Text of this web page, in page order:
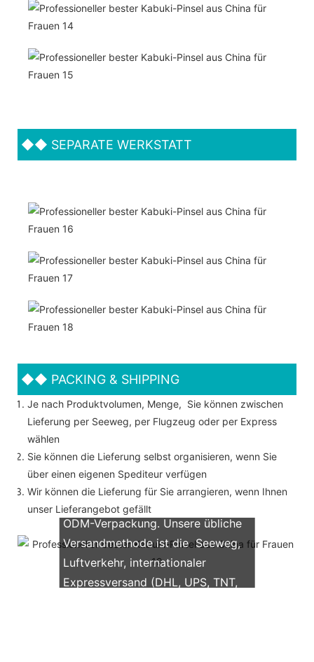
◆◆ SEPARATE WERKSTATT
◆◆ PACKING & SHIPPING
Je nach Produktvolumen, Menge, Sie können zwischen
Lieferung per Seeweg, per Flugzeug oder per Express
wählen
Sie können die Lieferung selbst organisieren, wenn Sie
über einen eigenen Spediteur verfügen
Wir können die Lieferung für Sie arrangieren, wenn Ihnen
unser Lieferangebot gefällt
Wir unterstützen beide OEM &
ODM-Verpackung. Unsere übliche
Versandmethode ist die Seeweg,
Luftverkehr, internationaler
Expressversand (DHL, UPS, TNT,